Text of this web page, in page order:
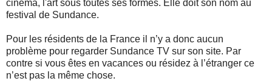
cinéma, l'art sous toutes ses formes. Elle doit son nom au
festival de Sundance.
Pour les résidents de la France il n’y a donc aucun
problème pour regarder Sundance TV sur son site. Par
contre si vous êtes en vacances ou résidez à l’étranger ce
n’est pas la même chose.